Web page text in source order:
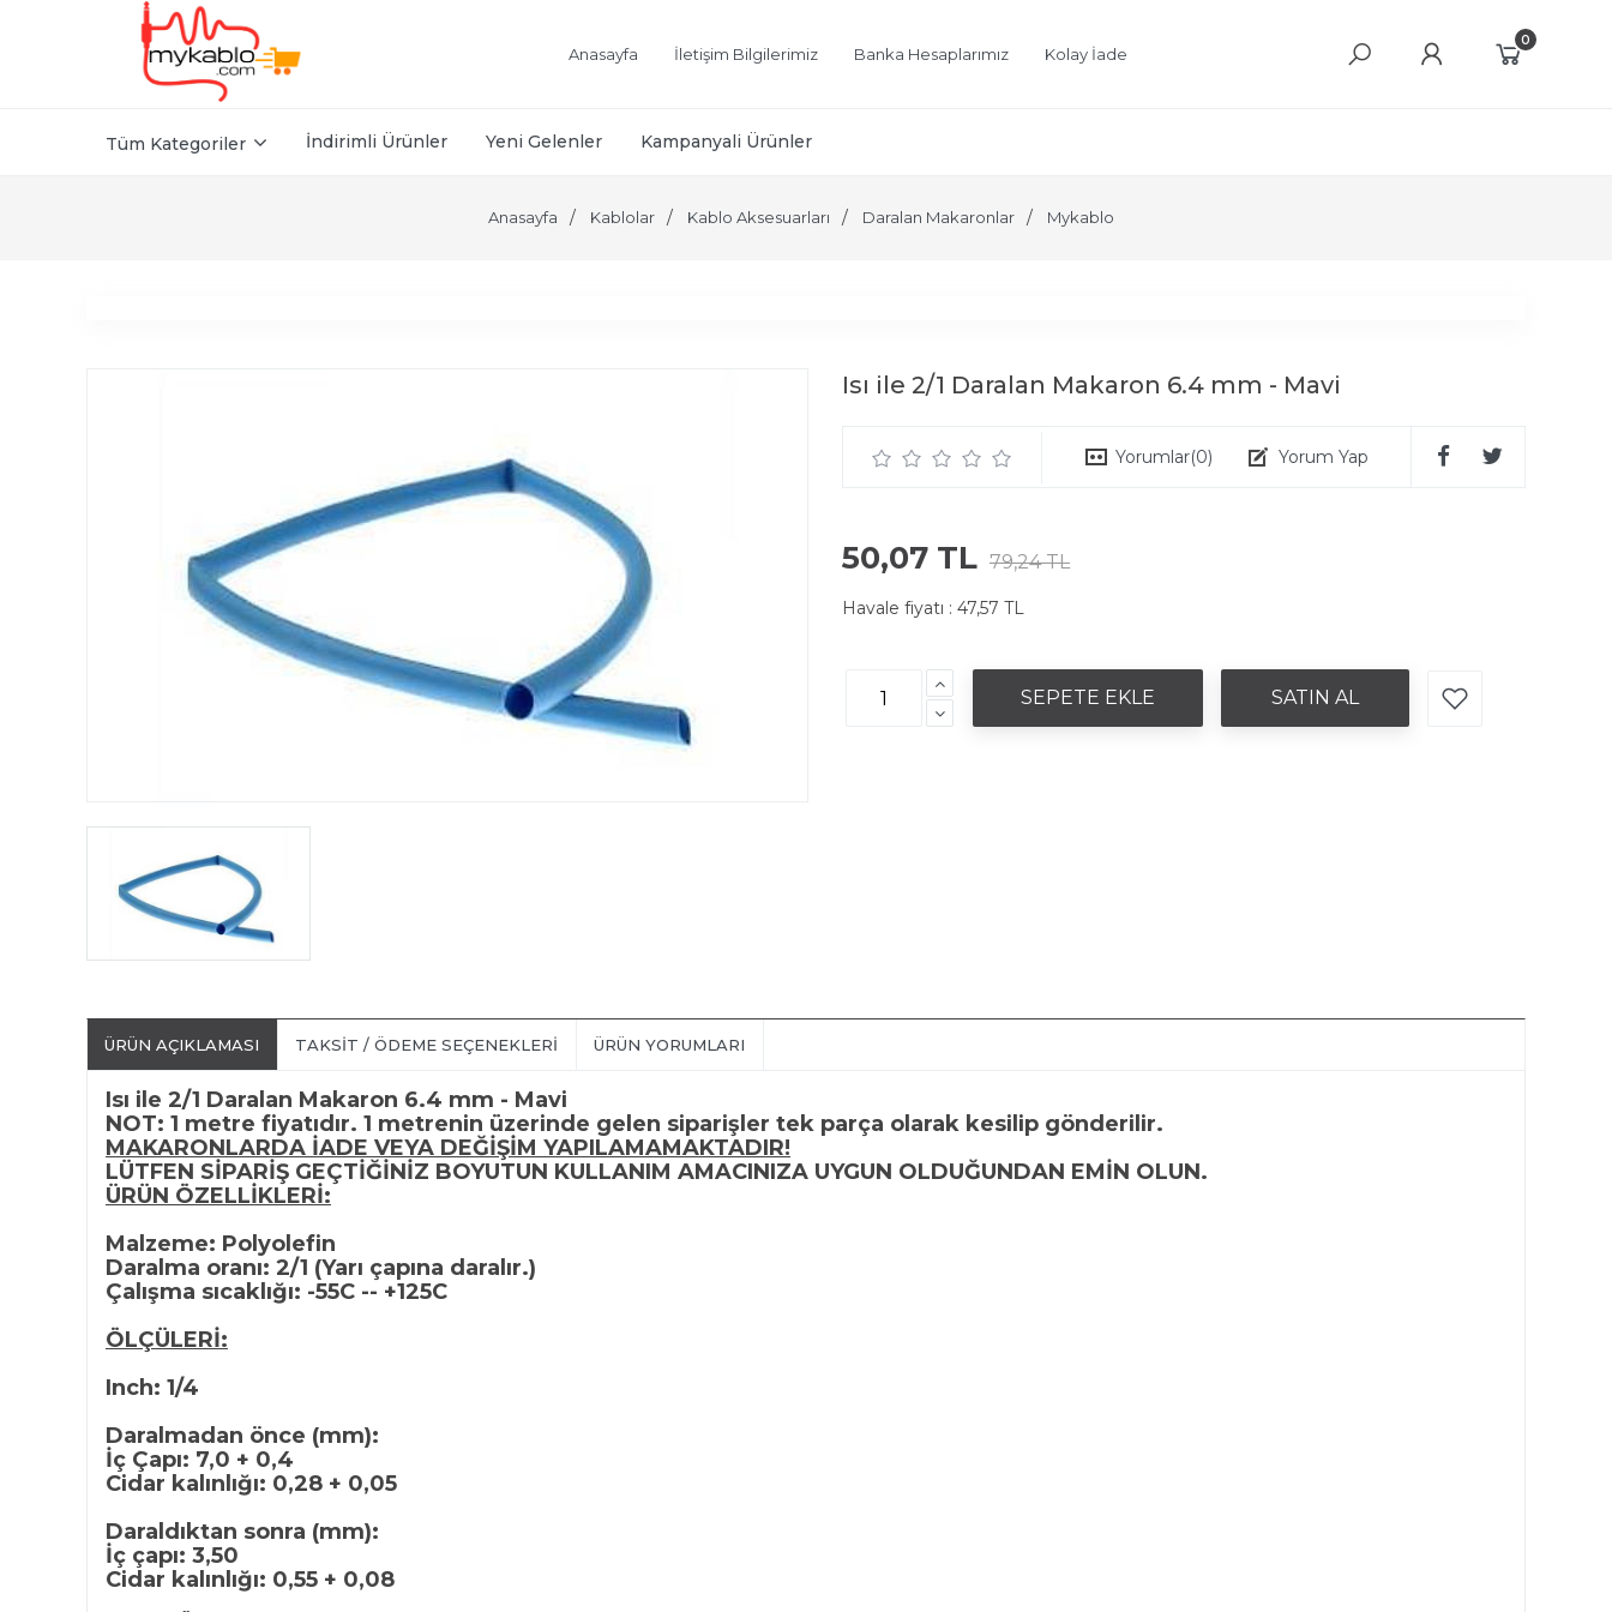
Anasayfa İletişim Bilgilerimiz Banka Hesaplarımız Kolay İade
0
Tüm Kategoriler İndirimli Ürünler Yeni Gelenler Kampanyali Ürünler
Anasayfa Kablolar Kablo Aksesuarları Daralan Makaronlar Mykablo
Isı ile 2/1 Daralan Makaron 6.4 mm - Mavi
Yorumlar(0) Yorum Yap
50,07 TL 79,24 TL
Havale fiyatı : 47,57 TL
ÜRÜN AÇIKLAMASI TAKSIT / ÖDEME SEÇENEKLERI ÜRÜN YORUMLARI
Isı ile 2/1 Daralan Makaron 6.4 mm - Mavi
NOT: 1 metre fiyatıdır. 1 metrenin üzerinde gelen siparişler tek parça olarak kesilip gönderilir.
MAKARONLARDA İADE VEYA DEĞİŞİM YAPILAMAMAKTADIR!
LÜTFEN SİPARİŞ GEÇTİĞİNİZ BOYUTUN KULLANIM AMACINIZA UYGUN OLDUĞUNDAN EMİN OLUN.
ÜRÜN ÖZELLİKLERİ:
Malzeme: Polyolefin
Daralma oranı: 2/1 (Yarı çapına daralır.)
Çalışma sıcaklığı: -55C -- +125C
ÖLÇÜLERİ:
Inch: 1/4
Daralmadan önce (mm):
İç Çapı: 7,0 + 0,4
Cidar kalınlığı: 0,28 + 0,05
Daraldıktan sonra (mm):
İç çapı: 3,50
Cidar kalınlığı: 0,55 + 0,08